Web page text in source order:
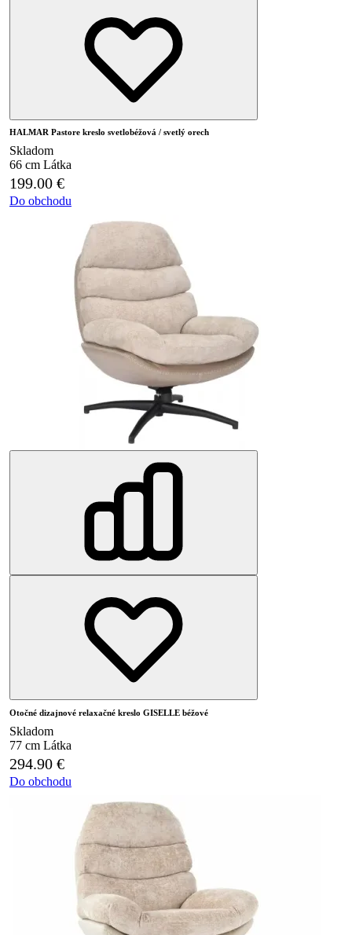
HALMAR Pastore kreslo svetlobéžová / svetlý orech
Skladom
66 cm Látka
199.00 €
Do obchodu
Otočné dizajnové relaxačné kreslo GISELLE béžové
Skladom
77 cm Látka
294.90 €
Do obchodu